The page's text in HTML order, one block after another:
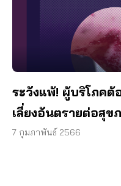
ระวังแพ้! ผู้บริโภค
เลี่ยงอันตรายต่อสุข
7 กุมภาพันธ์ 2566